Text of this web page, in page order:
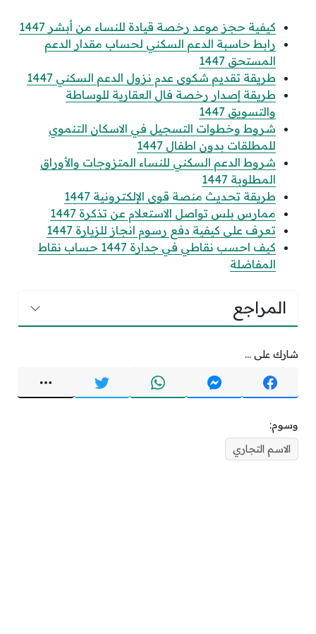
كيفية حجز موعد رخصة قيادة للنساء من أبشر 1447
رابط حاسبة الدعم السكني لحساب مقدار الدعم
المستحق 1447
طريقة تقديم شكوى عدم نزول الدعم السكني 1447
طريقة إصدار رخصة فال العقارية للوساطة
والتسويق 1447
شروط وخطوات التسجيل في الاسكان التنموي
للمطلقات بدون اطفال 1447
شروط الدعم السكني للنساء المتزوجات والأوراق
المطلوبة 1447
طريقة تحديث منصة قوى الإلكترونية 1447
ممارس بلس تواصل الاستعلام عن تذكرة 1447
تعرف على كيفية دفع رسوم انجاز للزيارة 1447
كيف احسب نقاطي في جدارة 1447 حساب نقاط
المفاضلة
المراجع
شارك على ...
وسوم:
الاسم التجاري